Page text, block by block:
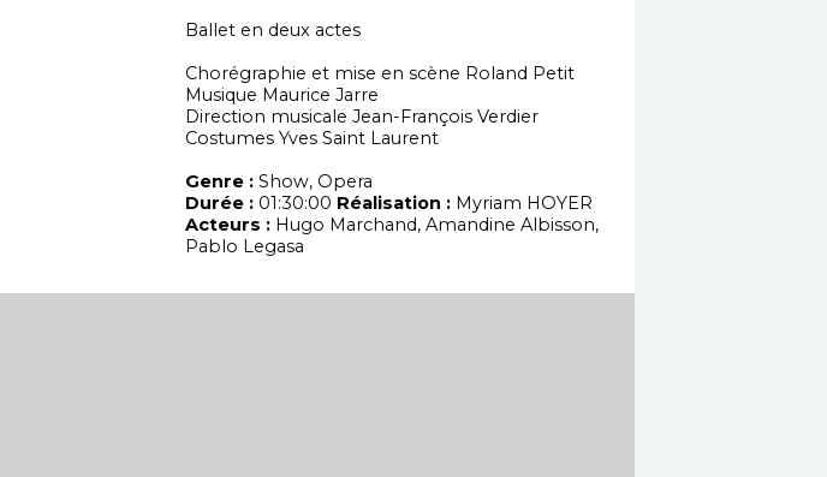
Ballet en deux actes
Chorégraphie et mise en scène Roland Petit
Musique Maurice Jarre
Direction musicale Jean-François Verdier
Costumes Yves Saint Laurent
Genre : Show, Opera
Durée : 01:30:00 Réalisation : Myriam HOYER
Acteurs : Hugo Marchand, Amandine Albisson,
Pablo Legasa